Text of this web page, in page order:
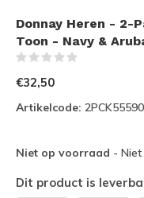
Donnay Heren - 2-
Toon - Navy &
€32,50
Artikelcode:
Niet op voorraad -
Dit product is